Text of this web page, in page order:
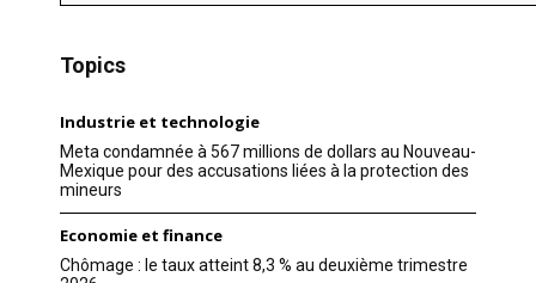
Topics
Industrie et technologie
Meta condamnée à 567 millions de dollars au Nouveau-
Mexique pour des accusations liées à la protection des
mineurs
Economie et finance
Chômage : le taux atteint 8,3 % au deuxième trimestre